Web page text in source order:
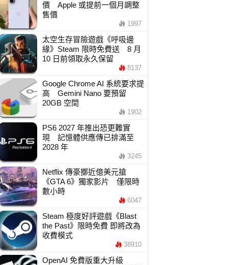
價 Apple 或提前一個月調整
售價
1997
太空生存冒險遊戲《呼吸邊
緣》Steam 限時免費送 8 月
10 日前領取永久保留
8137
Google Chrome AI 系統要求提
高 Gemini Nano 要預留
20GB 空間
1902
PS6 2027 年推出恐更難實
現 記憶體供應傳已排滿至
2028 年
3245
Netflix 傳豪擲近億美元搶
《GTA 6》獨家影片 僅限時
數小時
6047
Steam 極度好評遊戲《Blast
the Past》限時免費 即將改為
收費模式
38910
OpenAI 免費版重大升級